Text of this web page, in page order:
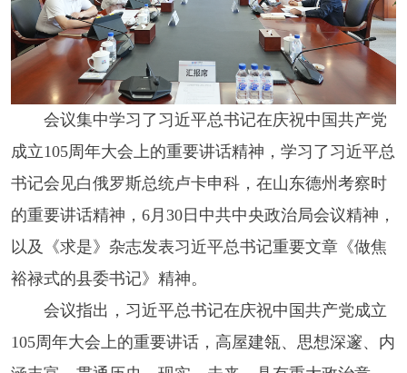
会议集中学习了习近平总书记在庆祝中国共产党
成立105周年大会上的重要讲话精神，学习了习近平总
书记会见白俄罗斯总统卢卡申科，在山东德州考察时
的重要讲话精神，6月30日中共中央政治局会议精神，
以及《求是》杂志发表习近平总书记重要文章《做焦
裕禄式的县委书记》精神。
会议指出，习近平总书记在庆祝中国共产党成立
105周年大会上的重要讲话，高屋建瓴、思想深邃、内